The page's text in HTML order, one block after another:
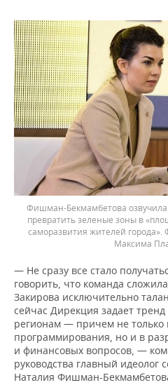
Фишман-Бекмамбетова озвучила
превратить зеленые зоны в
саморазвития жителей города».
Максима
— Не сразу все стало
говорить, что команда
Закирова исключительно
сейчас Дирекция задает
регионам — причем не только
программирования, но и в
и финансовых вопросов, —
руководства главный идеолог
Наталия Фишман-